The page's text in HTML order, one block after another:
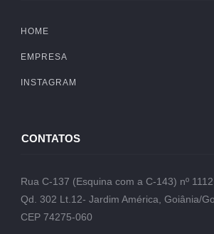
HOME
EMPRESA
INSTAGRAM
CONTATOS
Rua C-137 (Esquina com a C-143) nº 1112
Qd. 302 Lt.12- Jardim América, Goiânia/
CEP 74275-060